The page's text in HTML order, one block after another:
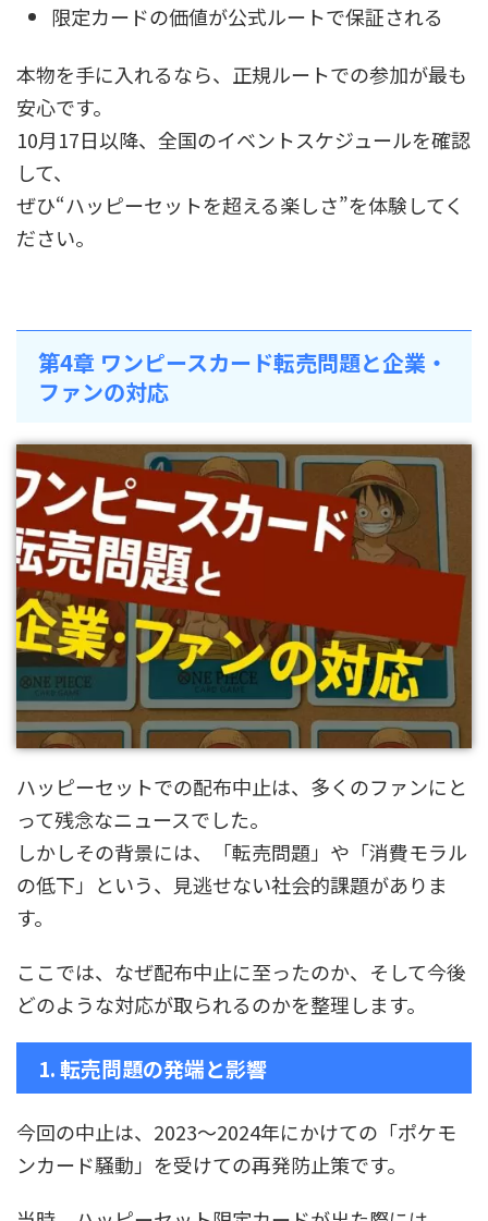
限定カードの価値が公式ルートで保証される
本物を手に入れるなら、正規ルートでの参加が最も
安心です。
10月17日以降、全国のイベントスケジュールを確認
して、
ぜひ“ハッピーセットを超える楽しさ”を体験してく
ださい。
第4章 ワンピースカード転売問題と企業・
ファンの対応
ハッピーセットでの配布中止は、多くのファンにと
って残念なニュースでした。
しかしその背景には、「転売問題」や「消費モラル
の低下」という、見逃せない社会的課題がありま
す。
ここでは、なぜ配布中止に至ったのか、そして今後
どのような対応が取られるのかを整理します。
1. 転売問題の発端と影響
今回の中止は、2023〜2024年にかけての「ポケモ
ンカード騒動」を受けての再発防止策です。